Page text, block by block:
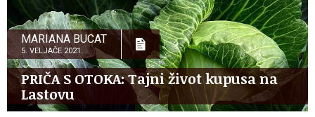
MARIANA BUCAT
5. VELJAČE 2021.
PRIČA S OTOKA: Tajni život kupusa na
Lastovu